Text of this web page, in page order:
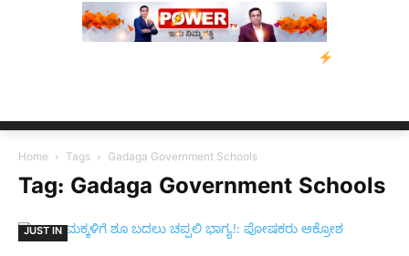
ಬೀರೇನ್
Home Tags Gadaga Government Schools
Tag: Gadaga Government Schools
JUST IN